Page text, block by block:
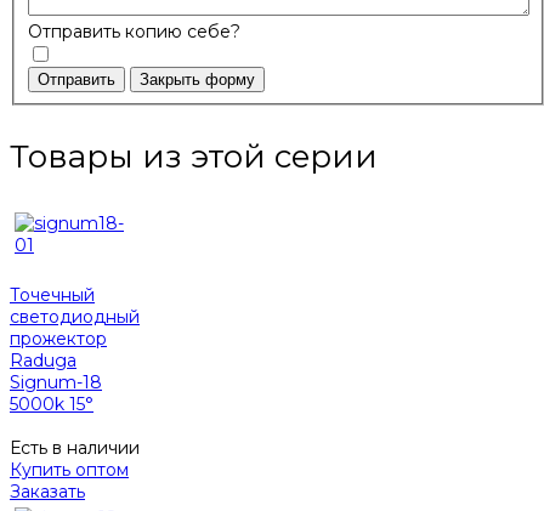
Отправить копию себе?
Отправить Закрыть форму
Товары из этой серии
Точечный
светодиодный
прожектор
Raduga
Signum-18
5000k 15°
Есть в наличии
Купить оптом
Заказать